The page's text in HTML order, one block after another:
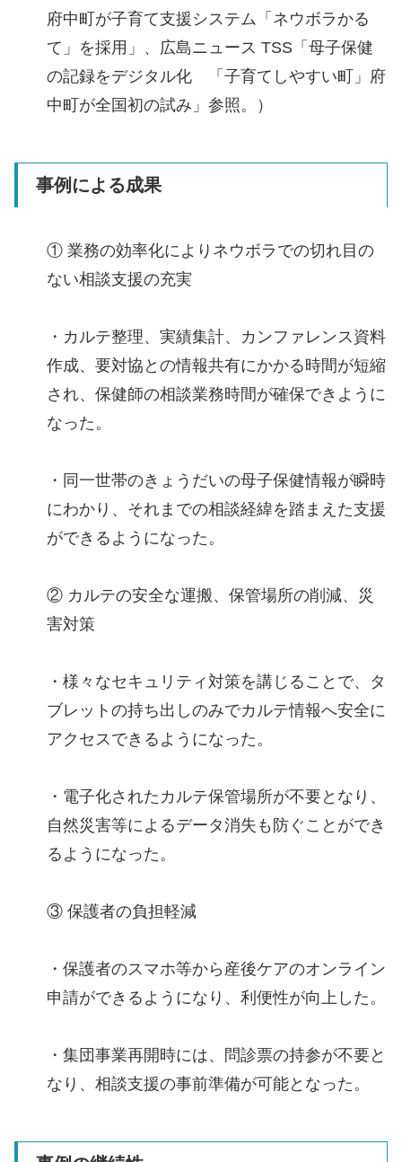
府中町が子育て支援システム「ネウボラかる
て」を採用」、広島ニュース TSS「母子保健
の記録をデジタル化 「子育てしやすい町」府
中町が全国初の試み」参照。）
事例による成果
① 業務の効率化によりネウボラでの切れ目の
ない相談支援の充実
・カルテ整理、実績集計、カンファレンス資料
作成、要対協との情報共有にかかる時間が短縮
され、保健師の相談業務時間が確保できように
なった。
・同一世帯のきょうだいの母子保健情報が瞬時
にわかり、それまでの相談経緯を踏まえた支援
ができるようになった。
② カルテの安全な運搬、保管場所の削減、災
害対策
・様々なセキュリティ対策を講じることで、タ
ブレットの持ち出しのみでカルテ情報へ安全に
アクセスできるようになった。
・電子化されたカルテ保管場所が不要となり、
自然災害等によるデータ消失も防ぐことができ
るようになった。
③ 保護者の負担軽減
・保護者のスマホ等から産後ケアのオンライン
申請ができるようになり、利便性が向上した。
・集団事業再開時には、問診票の持参が不要と
なり、相談支援の事前準備が可能となった。